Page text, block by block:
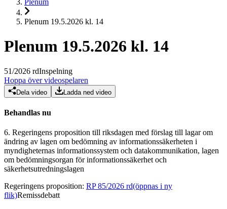
Plenum
Plenum 19.5.2026 kl. 14
Plenum 19.5.2026 kl. 14
51/2026 rdInspelning
Hoppa över videospelaren
Dela video Ladda ned video
Behandlas nu
6. Regeringens proposition till riksdagen med förslag till lagar om
ändring av lagen om bedömning av informationssäkerheten i
myndigheternas informationssystem och datakommunikation, lagen
om bedömningsorgan för informationssäkerhet och
säkerhetsutredningslagen
Regeringens proposition: RP 85/2026 rd(öppnas i ny
flik)Remissdebatt